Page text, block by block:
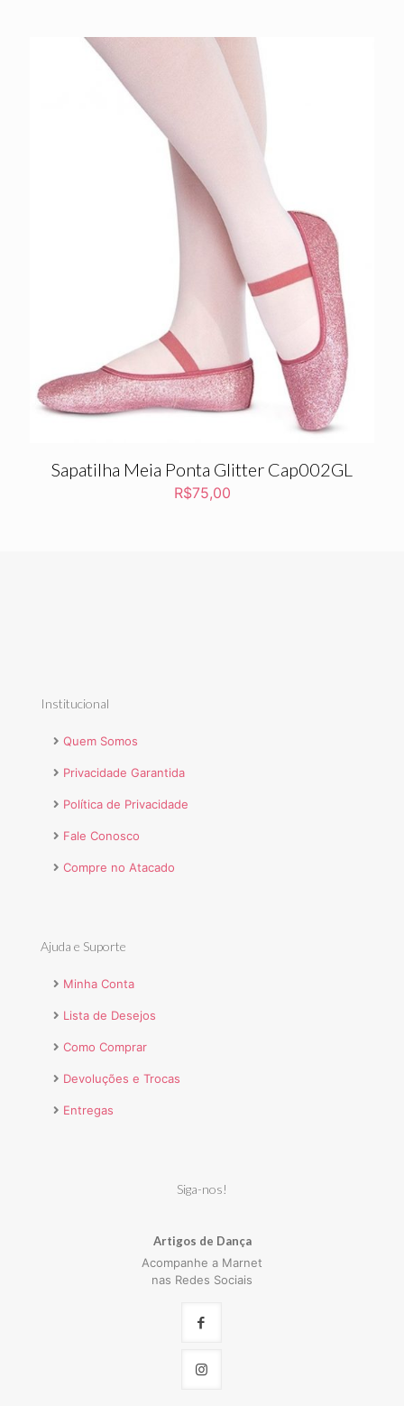
Sapatilha Meia Ponta Glitter Cap002GL
R$75,00
Institucional
Quem Somos
Privacidade Garantida
Política de Privacidade
Fale Conosco
Compre no Atacado
Ajuda e Suporte
Minha Conta
Lista de Desejos
Como Comprar
Devoluções e Trocas
Entregas
Siga-nos!
Artigos de Dança
Acompanhe a Marnet
nas Redes Sociais